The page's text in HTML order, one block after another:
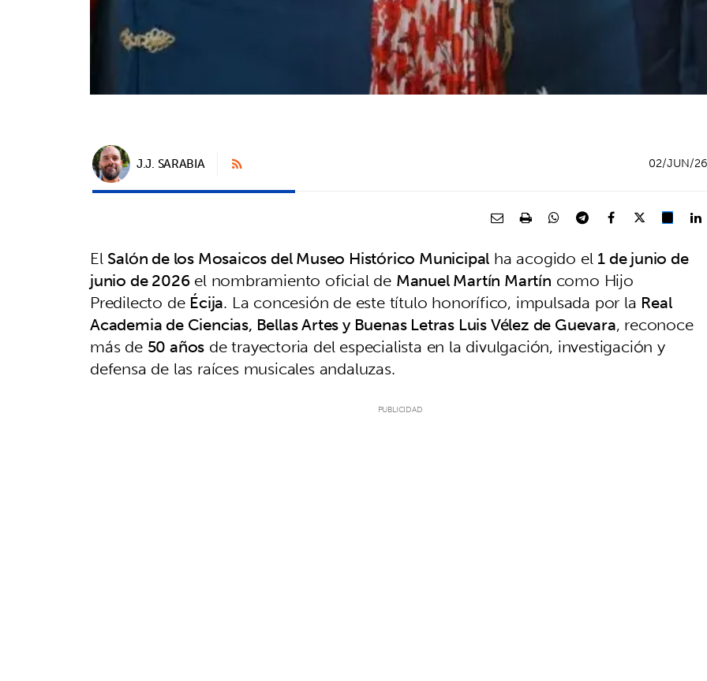
J.J. SARABIA 02/JUN/26
ElSalón de los Mosaicos del Museo Histórico Municipal ha acogido el1 de junio de
junio de 2026el nombramiento oficial de Manuel Martín Martín como Hijo
Predilecto de Écija. La concesión de este título honorífico, impulsada por la Real
Academia de Ciencias, Bellas Artes y Buenas Letras Luis Vélez de Guevara, reconoce
más de 50 años de trayectoria del especialista en la divulgación, investigación y
defensa de las raíces musicales andaluzas.